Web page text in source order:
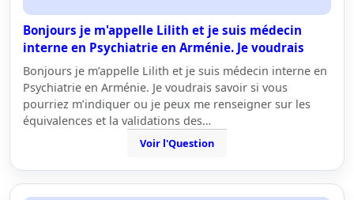
Bonjours je m'appelle Lilith et je suis médecin
interne en Psychiatrie en Arménie. Je voudrais
Bonjours je m’appelle Lilith et je suis médecin interne en
Psychiatrie en Arménie. Je voudrais savoir si vous
pourriez m’indiquer ou je peux me renseigner sur les
équivalences et la validations des…
Voir l'Question